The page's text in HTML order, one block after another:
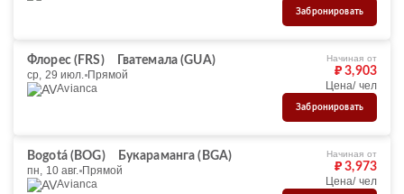
Забронировать
Флорес (FRS)
Гватемала (GUA)
ср, 29 июл. Прямой
Avianca
Начиная от
₽ 3,903
Цена/ чел
Забронировать
Bogotá (BOG)
Букараманга (BGA)
пн, 10 авг. Прямой
Avianca
Начиная от
₽ 3,973
Цена/ чел